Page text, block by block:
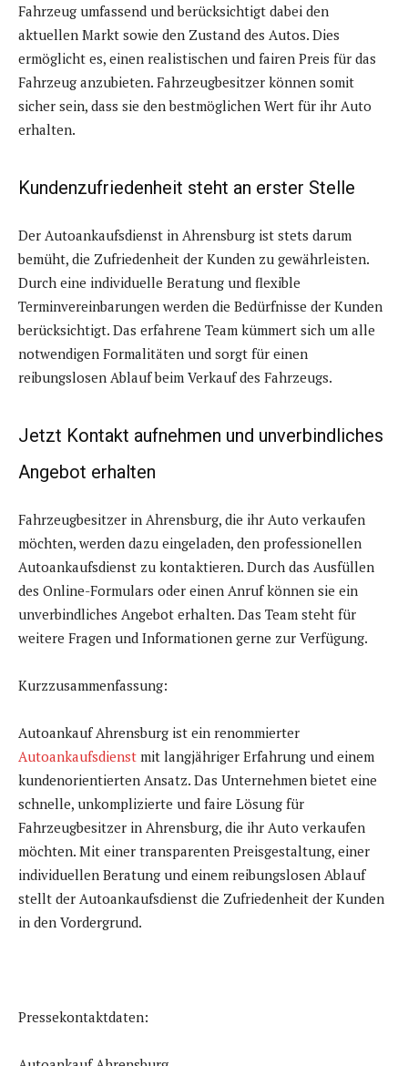
Fahrzeug umfassend und berücksichtigt dabei den
aktuellen Markt sowie den Zustand des Autos. Dies
ermöglicht es, einen realistischen und fairen Preis für das
Fahrzeug anzubieten. Fahrzeugbesitzer können somit
sicher sein, dass sie den bestmöglichen Wert für ihr Auto
erhalten.
Kundenzufriedenheit steht an erster Stelle
Der Autoankaufsdienst in Ahrensburg ist stets darum
bemüht, die Zufriedenheit der Kunden zu gewährleisten.
Durch eine individuelle Beratung und flexible
Terminvereinbarungen werden die Bedürfnisse der Kunden
berücksichtigt. Das erfahrene Team kümmert sich um alle
notwendigen Formalitäten und sorgt für einen
reibungslosen Ablauf beim Verkauf des Fahrzeugs.
Jetzt Kontakt aufnehmen und unverbindliches
Angebot erhalten
Fahrzeugbesitzer in Ahrensburg, die ihr Auto verkaufen
möchten, werden dazu eingeladen, den professionellen
Autoankaufsdienst zu kontaktieren. Durch das Ausfüllen
des Online-Formulars oder einen Anruf können sie ein
unverbindliches Angebot erhalten. Das Team steht für
weitere Fragen und Informationen gerne zur Verfügung.
Kurzzusammenfassung:
Autoankauf Ahrensburg ist ein renommierter
Autoankaufsdienst mit langjähriger Erfahrung und einem
kundenorientierten Ansatz. Das Unternehmen bietet eine
schnelle, unkomplizierte und faire Lösung für
Fahrzeugbesitzer in Ahrensburg, die ihr Auto verkaufen
möchten. Mit einer transparenten Preisgestaltung, einer
individuellen Beratung und einem reibungslosen Ablauf
stellt der Autoankaufsdienst die Zufriedenheit der Kunden
in den Vordergrund.
Pressekontaktdaten: